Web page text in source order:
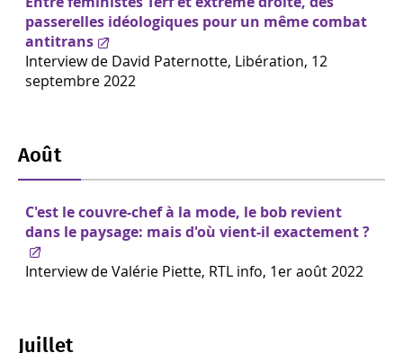
passerelles idéologiques pour un même combat
antitrans
Interview de David Paternotte, Libération, 12
septembre 2022
Août
C'est le couvre-chef à la mode, le bob revient
dans le paysage: mais d'où vient-il exactement ?
Interview de Valérie Piette, RTL info, 1er août 2022
Juillet